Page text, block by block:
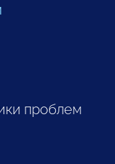
проблем